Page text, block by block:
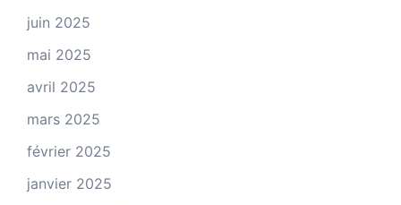
juin 2025
mai 2025
avril 2025
mars 2025
février 2025
janvier 2025